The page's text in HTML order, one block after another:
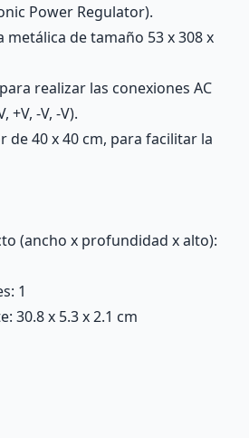
Power Regulator).
metálica de tamaño 53 x 308 x
realizar las conexiones AC
+V, -V, -V).
40 x 40 cm, para facilitar la
(ancho x profundidad x alto):
1
30.8 x 5.3 x 2.1 cm